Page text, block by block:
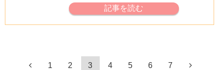
記事を読む
1 2 3 4 5 6 7